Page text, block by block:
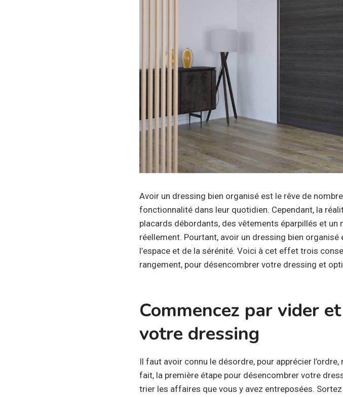
Avoir un dressing bien organisé est le rêve de
fonctionnalité dans leur quotidien. Cependant, la
placards débordants, des vêtements éparpillés et un
réellement. Pourtant, avoir un dressing bien
l’espace et de la sérénité. Voici à cet effet trois
rangement, pour désencombrer votre dressing et
Commencez par vider
votre dressing
Il faut avoir connu le désordre, pour apprécier
fait, la première étape pour désencombrer votre
trier les affaires que vous y avez entreposées.